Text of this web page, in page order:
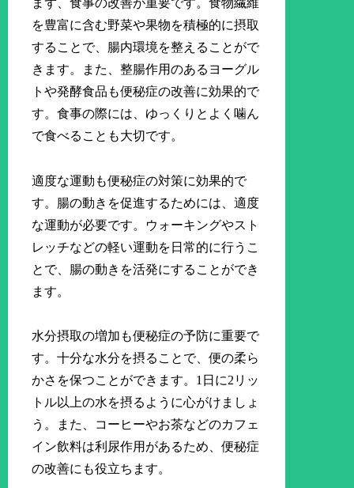
を豊富に含む野菜や果物を積極的に摂取
することで、腸内環境を整えることがで
きます。また、整腸作用のあるヨーグル
トや発酵食品も便秘症の改善に効果的で
す。食事の際には、ゆっくりとよく噛ん
で食べることも大切です。
適度な運動も便秘症の対策に効果的で
す。腸の動きを促進するためには、適度
な運動が必要です。ウォーキングやスト
レッチなどの軽い運動を日常的に行うこ
とで、腸の動きを活発にすることができ
ます。
水分摂取の増加も便秘症の予防に重要で
す。十分な水分を摂ることで、便の柔ら
かさを保つことができます。1日に2リッ
トル以上の水を摂るように心がけましょ
う。また、コーヒーやお茶などのカフェ
イン飲料は利尿作用があるため、便秘症
の改善にも役立ちます。